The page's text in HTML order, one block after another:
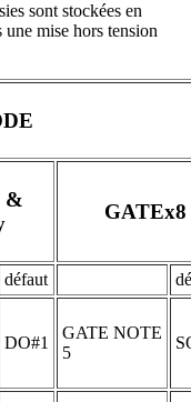
sont stockées en
mise hors tension
&
GATEx8
défaut
DO#1
GATE NOTE
5